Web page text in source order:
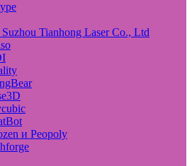
Tianhong Laser Co., Ltd
и Peopoly